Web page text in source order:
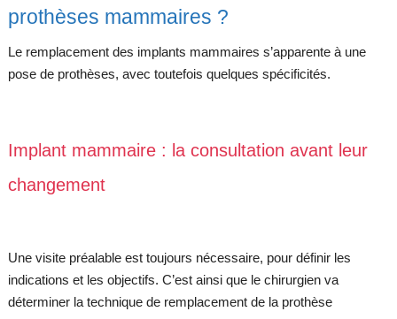
prothèses mammaires ?
Le remplacement des implants mammaires s’apparente à une
pose de prothèses, avec toutefois quelques spécificités.
Implant mammaire : la consultation avant leur
changement
Une visite préalable est toujours nécessaire, pour définir les
indications et les objectifs. C’est ainsi que le chirurgien va
déterminer la technique de remplacement de la prothèse